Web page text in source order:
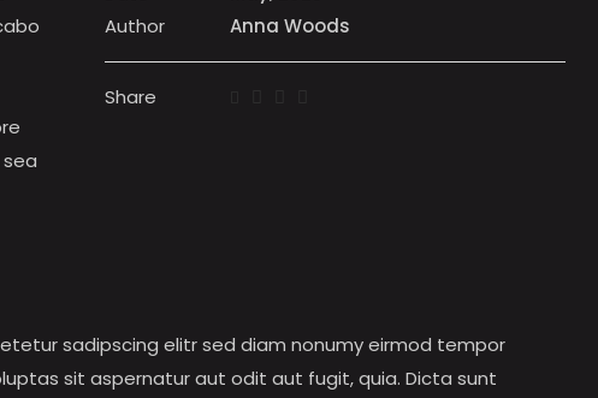
Author
Anna Woods
Share
sadipscing elitr sed diam nonumy eirmod tempor
sit aspernatur aut odit aut fugit, quia. Dicta sunt